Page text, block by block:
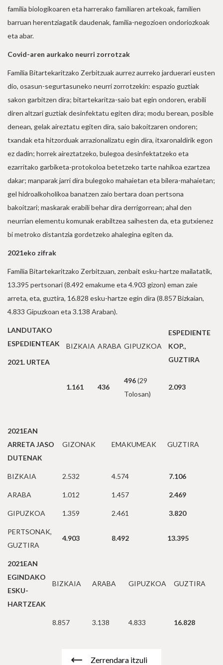
familia biologikoaren eta harrerako familiaren artekoak, familien
barruan herentziagatik daudenak, familia-negozioen ondoriozkoak
eta abar.
Covid-aren aurkako neurri zorrotzak
Familia Bitartekaritzako Zerbitzuak aurrez aurreko jarduerari eusten
dio, osasun-segurtasuneko neurri zorrotzekin: espazio guztiak
sakon garbitzen dira; bitartekaritza-saio bat egin ondoren, erabili
diren altzari guztiak desinfektatu egiten dira; modu berean, posible
denean, gelak aireztatu egiten dira, saio bakoitzaren ondoren;
txandak eta hitzorduak arrazionalizatu egin dira, itxaronaldirik egon
ez dadin; horrek aireztatzeko, bulegoa desinfektatzeko eta
ezarritako garbiketa-protokoloa betetzeko tarte nahikoa ezartzea
dakar; manparak jarri dira bulegoko mahaietan eta bilera-mahaietan;
gel hidroalkoholikoa banatzen zaio bertara doan pertsona
bakoitzari; maskarak erabili behar dira derrigorrean; ahal den
neurrian elementu komunak erabiltzea saihesten da, eta gutxienez
bi metroko distantzia gordetzeko ahalegina egiten da.
2021eko zifrak
Familia Bitartekaritzako Zerbitzuan, zenbait esku-hartze mailatatik,
13.395 pertsonari (8.492 emakume eta 4.903 gizon) eman zaie
arreta, eta, guztira, 16.828 esku-hartze egin dira (8.857 Bizkaian,
4.833 Gipuzkoan eta 3.138 Araban).
LANDUTAKO
ESPEDIENTEAK
2021. URTEA
BIZKAIA ARABA GIPUZKOA
ESPEDIENTE
KOP.,
GUZTIRA
1.161 436
496(29
Tolosan)
2.093
2021EAN
ARRETA JASO
DUTENAK
GIZONAK EMAKUMEAK GUZTIRA
BIZKAIA 2.532 4.574 7.106
ARABA 1.012 1.457 2.469
GIPUZKOA 1.359 2.461 3.820
PERTSONAK,
GUZTIRA
4.903 8.492 13.395
2021EAN
EGINDAKO
ESKU-
HARTZEAK
BIZKAIA ARABA GIPUZKOA GUZTIRA
8.857 3.138 4.833 16.828
Zerrendara itzuli